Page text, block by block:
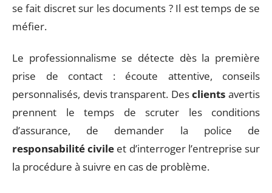
se fait discret sur les documents ? Il est temps de se
méfier.
Le professionnalisme se détecte dès la première
prise de contact : écoute attentive, conseils
personnalisés, devis transparent. Desclients avertis
prennent le temps de scruter les conditions
d’assurance, de demander la police de
responsabilité civile et d’interroger l’entreprise sur
la procédure à suivre en cas de problème.